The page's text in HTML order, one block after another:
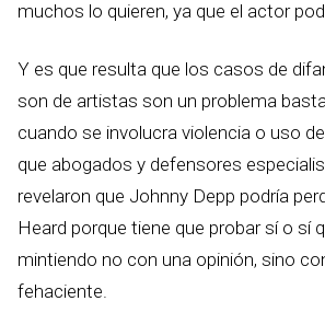
muchos lo quieren, ya que el actor
Y es que resulta que los casos de
son de artistas son un problema
cuando se involucra violencia o uso
que abogados y defensores
revelaron que Johnny Depp podría
Heard porque tiene que probar sí o sí
mintiendo no con una opinión, sino
fehaciente.